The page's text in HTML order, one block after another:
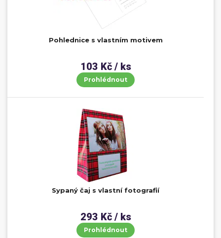
Pohlednice s vlastním motivem
103 Kč / ks
Prohlédnout
Sypaný čaj s vlastní fotografií
293 Kč / ks
Prohlédnout